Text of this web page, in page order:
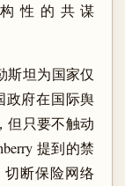
构性的共谋
斯坦为国家仅
政府在国际舆
但只要不触动
提到的禁
断保险网络